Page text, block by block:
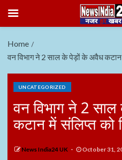
Home
वन विभाग ने 2 साल के पेड़ों के अवैध कटान
UNCATEGORIZED
वन विभाग ने 2
कटान में संलिप्त को
News India24 UK October 31,